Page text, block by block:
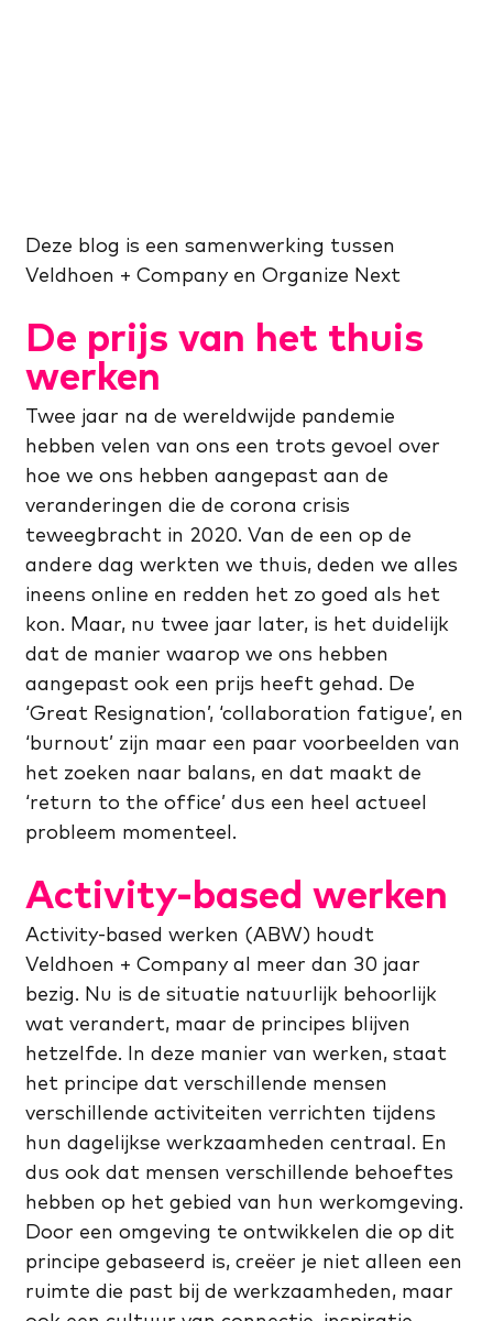
Deze blog is een samenwerking tussen
Veldhoen + Company en Organize Next
De prijs van het thuis
werken
Twee jaar na de wereldwijde pandemie
hebben velen van ons een trots gevoel over
hoe we ons hebben aangepast aan de
veranderingen die de corona crisis
teweegbracht in 2020. Van de een op de
andere dag werkten we thuis, deden we alles
ineens online en redden het zo goed als het
kon. Maar, nu twee jaar later, is het duidelijk
dat de manier waarop we ons hebben
aangepast ook een prijs heeft gehad. De
‘Great Resignation’, ‘collaboration fatigue’, en
‘burnout’ zijn maar een paar voorbeelden van
het zoeken naar balans, en dat maakt de
‘return to the office’ dus een heel actueel
probleem momenteel.
Activity-based werken
Activity-based werken (ABW) houdt
Veldhoen + Company al meer dan 30 jaar
bezig. Nu is de situatie natuurlijk behoorlijk
wat verandert, maar de principes blijven
hetzelfde. In deze manier van werken, staat
het principe dat verschillende mensen
verschillende activiteiten verrichten tijdens
hun dagelijkse werkzaamheden centraal. En
dus ook dat mensen verschillende behoeftes
hebben op het gebied van hun werkomgeving.
Door een omgeving te ontwikkelen die op dit
principe gebaseerd is, creëer je niet alleen een
ruimte die past bij de werkzaamheden, maar